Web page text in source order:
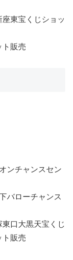
東宝くじショッ
販売
ンチャンスセン
バローチャンス
口大黒天宝くじ
販売